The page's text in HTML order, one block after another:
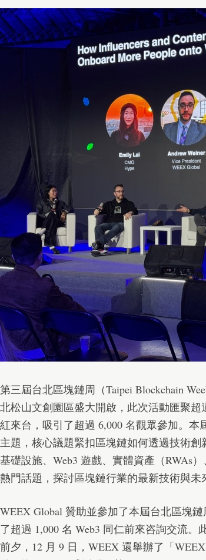
第三屆台北區塊鏈周（Taipei Blockchain
北松山文創園區盛大開啟，此次活動匯聚超
紅來台，吸引了超過 6,000 名觀眾參加。本
主題，核心議題緊扣區塊鏈如何透過技術
基礎設施、Web3 遊戲、實體資產（RWAs
熱門話題，探討區塊鏈行業的最新技術與未
WEEX Global 贊助並參加了本屆台北區塊
了超過 1,000 名 Web3 同仁前來咨詢交流
前夕，12 月 9 日，WEEX 還舉辦了「